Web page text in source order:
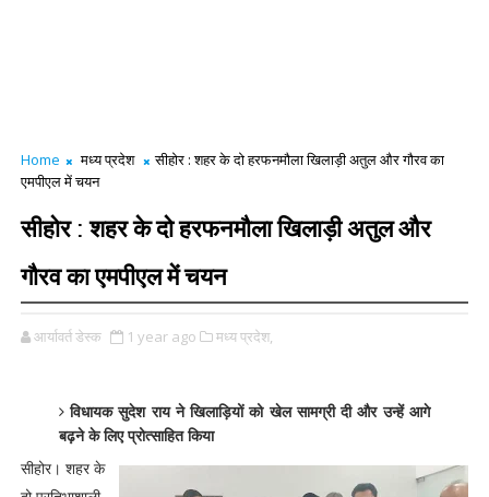
Home मध्य प्रदेश
सीहोर : शहर के दो हरफनमौला खिलाड़ी अतुल और गौरव का
एमपीएल में चयन
सीहोर : शहर के दो हरफनमौला खिलाड़ी अतुल और
गौरव का एमपीएल में चयन
आर्यावर्त डेस्क 1 year ago मध्य प्रदेश,
विधायक सुदेश राय ने खिलाड़ियों को खेल सामग्री दी और उन्हें आगे
बढ़ने के लिए प्रोत्साहित किया
सीहोर। शहर के